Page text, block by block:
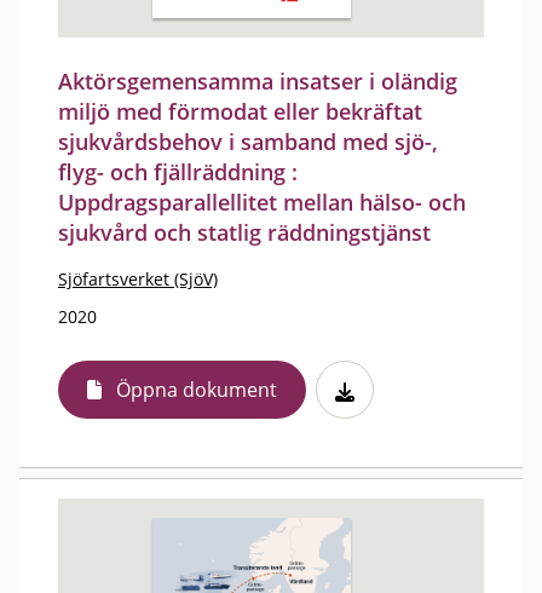
Aktörsgemensamma insatser i oländig
miljö med förmodat eller bekräftat
sjukvårdsbehov i samband med sjö-,
flyg- och fjällräddning :
Uppdragsparallellitet mellan hälso- och
sjukvård och statlig räddningstjänst
Sjöfartsverket (SjöV)
2020
Öppna dokument